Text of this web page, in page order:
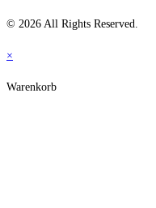
© 2026 All Rights Reserved.
×
Warenkorb